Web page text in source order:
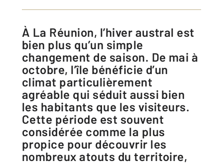
À La Réunion, l’hiver austral est
bien plus qu’un simple
changement de saison. De mai à
octobre, l’île bénéficie d’un
climat particulièrement
agréable qui séduit aussi bien
les habitants que les visiteurs.
Cette période est souvent
considérée comme la plus
propice pour découvrir les
nombreux atouts du territoire,